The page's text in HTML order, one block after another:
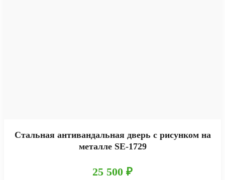
Стальная антивандальная дверь с рисунком на
металле SE-1729
25 500 ₽